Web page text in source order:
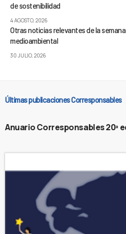
de sostenibilidad
4 AGOSTO, 2026
Otras noticias relevantes de la
medioambiental
30 JULIO, 2026
Últimas publicaciones Corresponsables
Anuario Corresponsables 20ª